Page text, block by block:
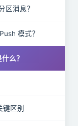
区消息？
模式？
么？
键区别